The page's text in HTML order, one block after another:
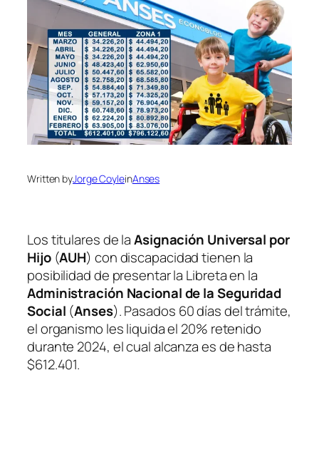
Written byJorge CoyleinAnses
Los titulares de laAsignación Universal por
Hijo(AUH) con discapacidad tienen la
posibilidad de presentar la Libreta en la
Administración Nacional de la Seguridad
Social (Anses). Pasados 60 días del trámite,
el organismo les liquida el 20% retenido
durante 2024, el cual alcanza es de hasta
$612.401.